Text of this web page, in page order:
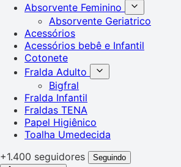
Absorvente Feminino
Absorvente Geriatrico
Acessórios
Acessórios bebê e Infantil
Cotonete
Fralda Adulto
Bigfral
Fralda Infantil
Fraldas TENA
Papel Higiênico
Toalha Umedecida
+1.400 seguidores
Seguindo